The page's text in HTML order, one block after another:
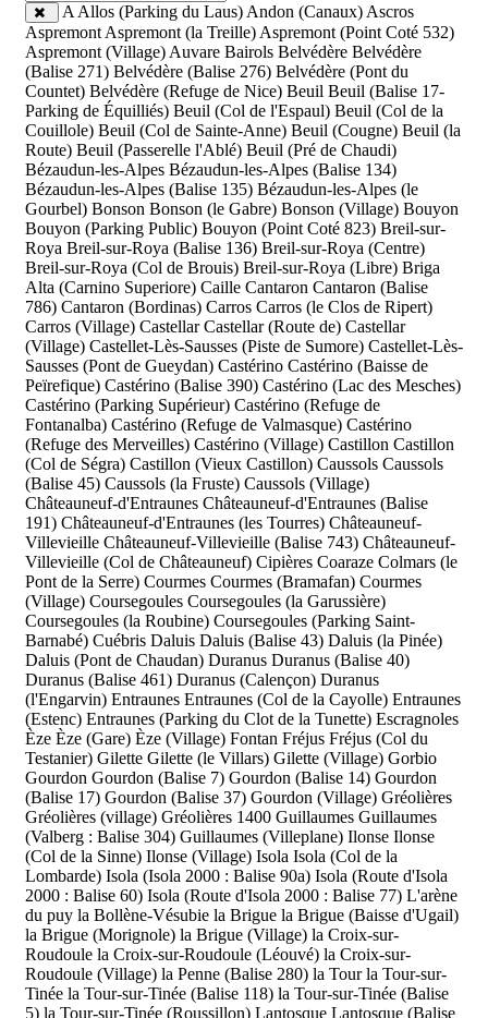
A Allos (Parking du Laus) Andon (Canaux) Ascros
Aspremont Aspremont (la Treille) Aspremont (Point Coté 532)
Aspremont (Village) Auvare Bairols Belvédère Belvédère
(Balise 271) Belvédère (Balise 276) Belvédère (Pont du
Countet) Belvédère (Refuge de Nice) Beuil Beuil (Balise 17-
Parking de Équilliés) Beuil (Col de l'Espaul) Beuil (Col de la
Couillole) Beuil (Col de Sainte-Anne) Beuil (Cougne) Beuil (la
Route) Beuil (Passerelle l'Ablé) Beuil (Pré de Chaudi)
Bézaudun-les-Alpes Bézaudun-les-Alpes (Balise 134)
Bézaudun-les-Alpes (Balise 135) Bézaudun-les-Alpes (le
Gourbel) Bonson Bonson (le Gabre) Bonson (Village) Bouyon
Bouyon (Parking Public) Bouyon (Point Coté 823) Breil-sur-
Roya Breil-sur-Roya (Balise 136) Breil-sur-Roya (Centre)
Breil-sur-Roya (Col de Brouis) Breil-sur-Roya (Libre) Briga
Alta (Carnino Superiore) Caille Cantaron Cantaron (Balise
786) Cantaron (Bordinas) Carros Carros (le Clos de Ripert)
Carros (Village) Castellar Castellar (Route de) Castellar
(Village) Castellet-Lès-Sausses (Piste de Sumore) Castellet-Lès-
Sausses (Pont de Gueydan) Castérino Castérino (Baisse de
Peïrefique) Castérino (Balise 390) Castérino (Lac des Mesches)
Castérino (Parking Supérieur) Castérino (Refuge de
Fontanalba) Castérino (Refuge de Valmasque) Castérino
(Refuge des Merveilles) Castérino (Village) Castillon Castillon
(Col de Ségra) Castillon (Vieux Castillon) Caussols Caussols
(Balise 45) Caussols (la Fruste) Caussols (Village)
Châteauneuf-d'Entraunes Châteauneuf-d'Entraunes (Balise
191) Châteauneuf-d'Entraunes (les Tourres) Châteauneuf-
Villevieille Châteauneuf-Villevieille (Balise 743) Châteauneuf-
Villevieille (Col de Châteauneuf) Cipières Coaraze Colmars (le
Pont de la Serre) Courmes Courmes (Bramafan) Courmes
(Village) Coursegoules Coursegoules (la Garussière)
Coursegoules (la Roubine) Coursegoules (Parking Saint-
Barnabé) Cuébris Daluis Daluis (Balise 43) Daluis (la Pinée)
Daluis (Pont de Chaudan) Duranus Duranus (Balise 40)
Duranus (Balise 461) Duranus (Calençon) Duranus
(l'Engarvin) Entraunes Entraunes (Col de la Cayolle) Entraunes
(Estenc) Entraunes (Parking du Clot de la Tunette) Escragnoles
Èze Èze (Gare) Èze (Village) Fontan Fréjus Fréjus (Col du
Testanier) Gilette Gilette (le Villars) Gilette (Village) Gorbio
Gourdon Gourdon (Balise 7) Gourdon (Balise 14) Gourdon
(Balise 17) Gourdon (Balise 37) Gourdon (Village) Gréolières
Gréolières (village) Gréolières 1400 Guillaumes Guillaumes
(Valberg : Balise 304) Guillaumes (Villeplane) Ilonse Ilonse
(Col de la Sinne) Ilonse (Village) Isola Isola (Col de la
Lombarde) Isola (Isola 2000 : Balise 90a) Isola (Route d'Isola
2000 : Balise 60) Isola (Route d'Isola 2000 : Balise 77) L'arène
du puy la Bollène-Vésubie la Brigue la Brigue (Baisse d'Ugail)
la Brigue (Morignole) la Brigue (Village) la Croix-sur-
Roudoule la Croix-sur-Roudoule (Léouvé) la Croix-sur-
Roudoule (Village) la Penne (Balise 280) la Tour la Tour-sur-
Tinée la Tour-sur-Tinée (Balise 118) la Tour-sur-Tinée (Balise
5) la Tour-sur-Tinée (Roussillon) Lantosque Lantosque (Balise